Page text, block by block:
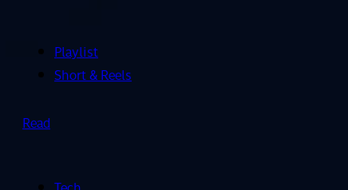
Playlist
Short & Reels
Read